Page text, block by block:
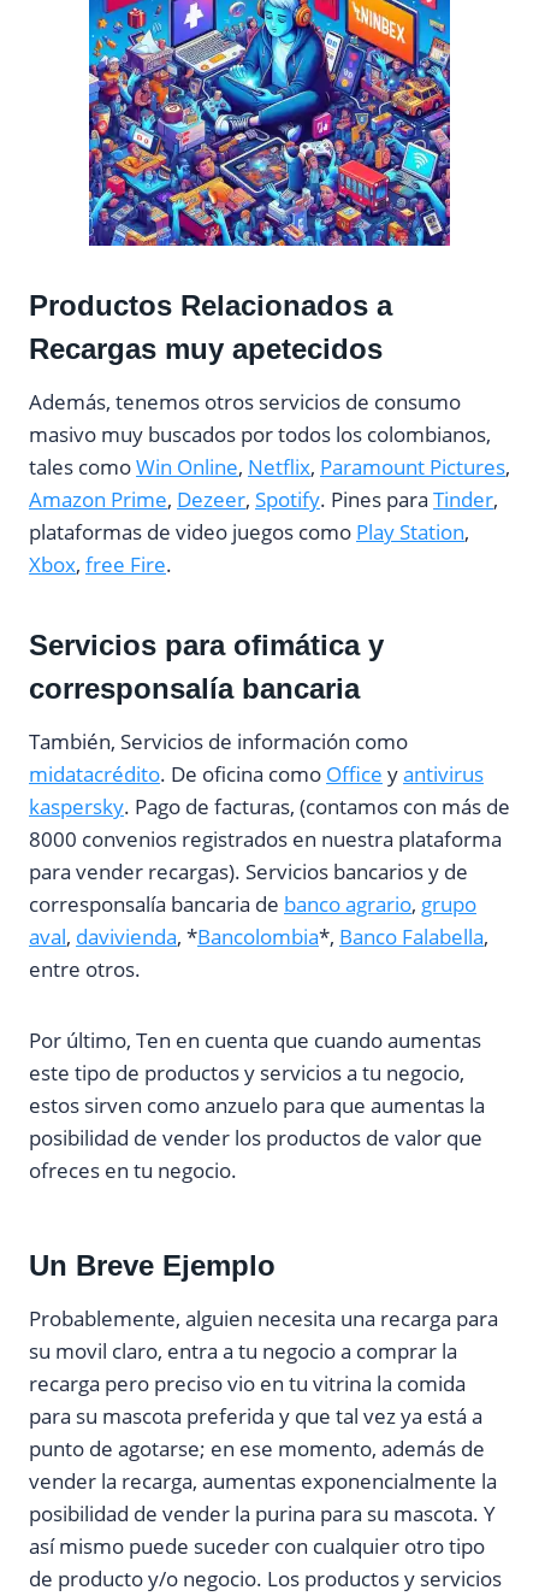
Productos Relacionados a
Recargas muy apetecidos
Además, tenemos otros servicios de consumo
masivo muy buscados por todos los colombianos,
tales comoWin Online, Netflix, Paramount Pictures,
Amazon Prime, Dezeer, Spotify. Pines para Tinder,
plataformas de video juegos como Play Station,
Xbox, free Fire.
Servicios para ofimática y
corresponsalía bancaria
También, Servicios de información como
midatacrédito. De oficina como Office yantivirus
kaspersky. Pago de facturas, (contamos con más de
8000 convenios registrados en nuestra plataforma
para vender recargas). Servicios bancarios y de
corresponsalía bancaria de banco agrario, grupo
aval, davivienda, *Bancolombia*, Banco Falabella,
entre otros.
Por último, Ten en cuenta que cuando aumentas
este tipo de productos y servicios a tu negocio,
estos sirven como anzuelo para que aumentas la
posibilidad de vender los productos de valor que
ofreces en tu negocio.
Un Breve Ejemplo
Probablemente, alguien necesita una recarga para
su movil claro, entra a tu negocio a comprar la
recarga pero preciso vio en tu vitrina la comida
para su mascota preferida y que tal vez ya está a
punto de agotarse; en ese momento, además de
vender la recarga, aumentas exponencialmente la
posibilidad de vender la purina para su mascota. Y
así mismo puede suceder con cualquier otro tipo
de producto y/o negocio. Los productos y servicios